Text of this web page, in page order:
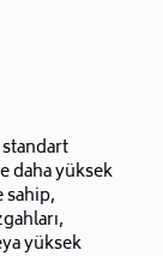
daha yüksek
yüksek